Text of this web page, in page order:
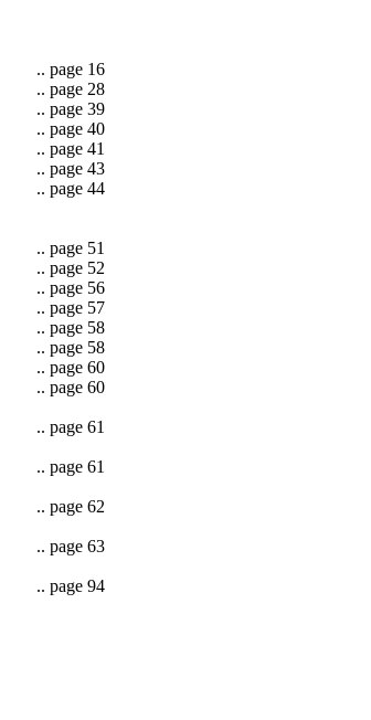
.. page 16
.. page 28
.. page 39
.. page 40
.. page 41
.. page 43
.. page 44
.. page 51
.. page 52
.. page 56
.. page 57
.. page 58
.. page 58
.. page 60
.. page 60
.. page 61
.. page 61
.. page 62
.. page 63
.. page 94